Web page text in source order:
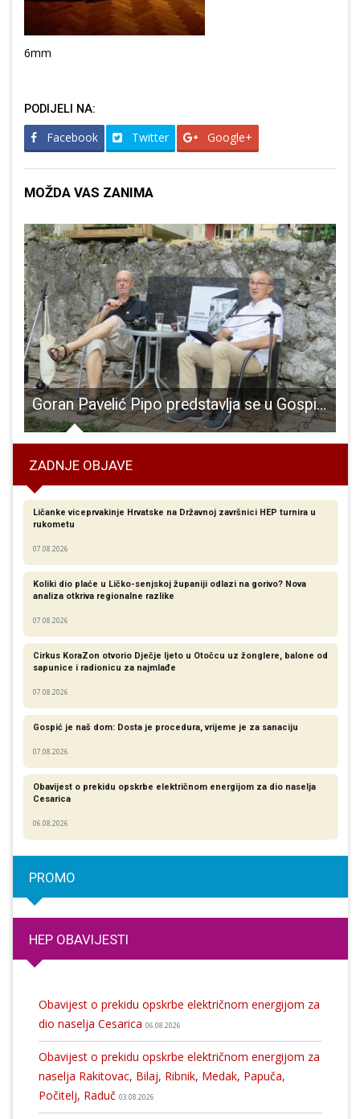
6mm
PODIJELI NA:
Facebook Twitter Google+
MOŽDA VAS ZANIMA
Goran Pavelić Pipo predstavlja se u Gospiću krasnom izložbom fotografija Gospića 70-ih i 80-ih godina prošlog stoljeća
ZADNJE OBJAVE
Ličanke viceprvakinje Hrvatske na Državnoj završnici HEP turnira u
rukometu
07.08.2026
Koliki dio plaće u Ličko-senjskoj županiji odlazi na gorivo? Nova
analiza otkriva regionalne razlike​
07.08.2026
Cirkus KoraZon otvorio Dječje ljeto u Otočcu uz žonglere, balone od
sapunice i radionicu za najmlađe
07.08.2026
Gospić je naš dom: Dosta je procedura, vrijeme je za sanaciju
07.08.2026
Obavijest o prekidu opskrbe električnom energijom za dio naselja
Cesarica
06.08.2026
PROMO
HEP OBAVIJESTI
Obavijest o prekidu opskrbe električnom energijom za
dio naselja Cesarica 06.08.2026
Obavijest o prekidu opskrbe električnom energijom za
naselja Rakitovac, Bilaj, Ribnik, Medak, Papuča,
Počitelj, Raduč 03.08.2026